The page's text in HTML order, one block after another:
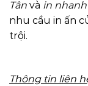
Tân và in
nhu cầu in ấn
trội.
Thông tin liên